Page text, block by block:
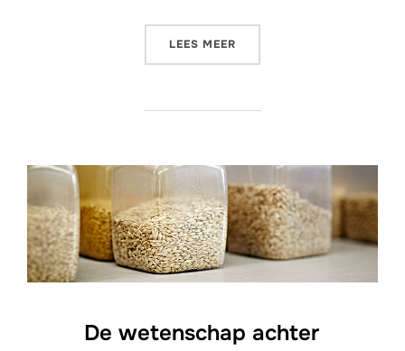
LEES MEER
De wetenschap achter